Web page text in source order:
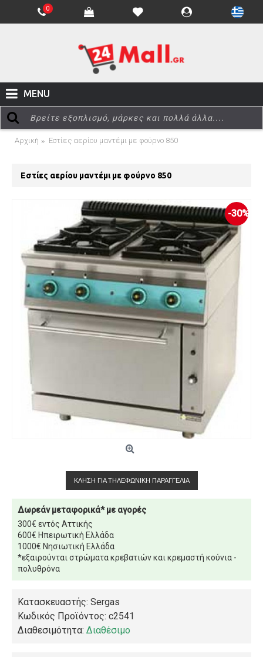
0
MENU
Αρχική Εστίες αερίου μαντέμι με φούρνο 850
Εστίες αερίου μαντέμι με φούρνο 850
-30%
ΚΛΉΣΗ ΓΙΑ ΤΗΛΕΦΩΝΙΚΉ ΠΑΡΑΓΓΕΛΊΑ
Δωρεάν μεταφορικά* με αγορές
300€ εντός Αττικής
600€ Ηπειρωτική Ελλάδα
1000€ Νησιωτική Ελλάδα
*εξαιρούνται στρώματα κρεβατιών και κρεμαστή κούνια -
πολυθρόνα
Κατασκευαστής: Sergas
Κωδικός Προϊόντος: c2541
Διαθεσιμότητα: Διαθέσιμο